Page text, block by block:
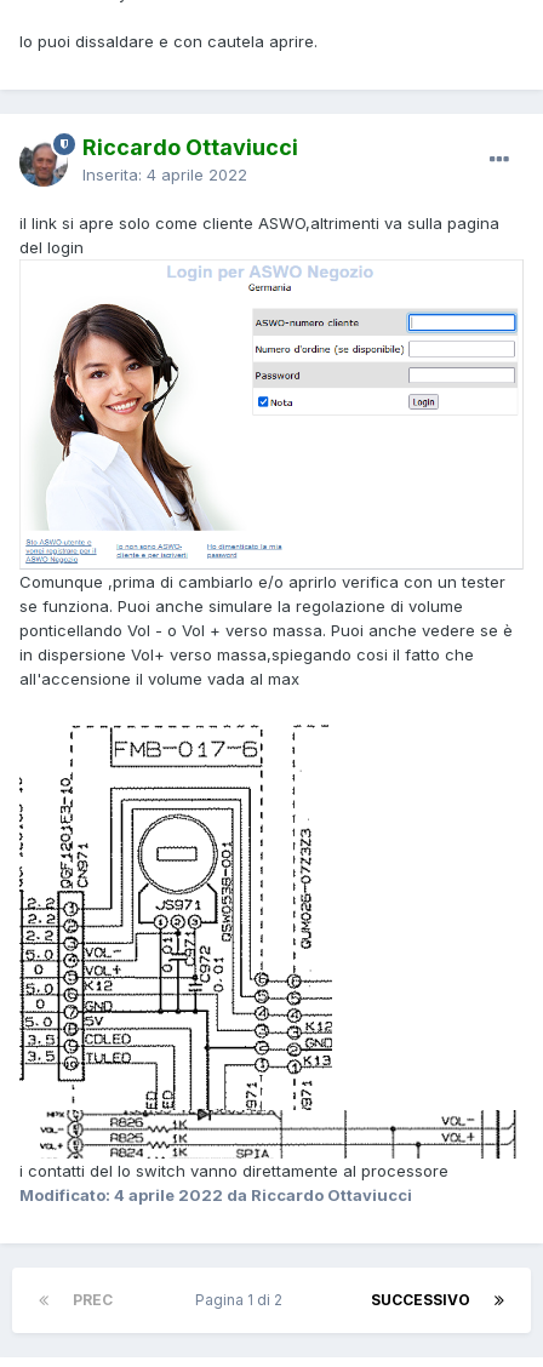
lo puoi dissaldare e con cautela aprire.
Riccardo Ottaviucci
Inserita: 4 aprile 2022
il link si apre solo come cliente ASWO,altrimenti va sulla pagina
del login
Comunque ,prima di cambiarlo e/o aprirlo verifica con un tester
se funziona. Puoi anche simulare la regolazione di volume
ponticellando Vol - o Vol + verso massa. Puoi anche vedere se è
in dispersione Vol+ verso massa,spiegando cosi il fatto che
all'accensione il volume vada al max
i contatti del lo switch vanno direttamente al processore
Modificato: 4 aprile 2022 da Riccardo Ottaviucci
PREC SUCCESSIVO
Pagina 1 di 2